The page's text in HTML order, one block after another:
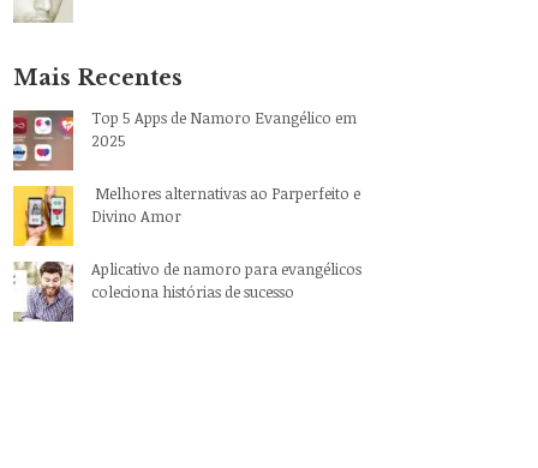
Mais Recentes
Top 5 Apps de Namoro Evangélico em
2025
Melhores alternativas ao Parperfeito e
Divino Amor
Aplicativo de namoro para evangélicos
coleciona histórias de sucesso